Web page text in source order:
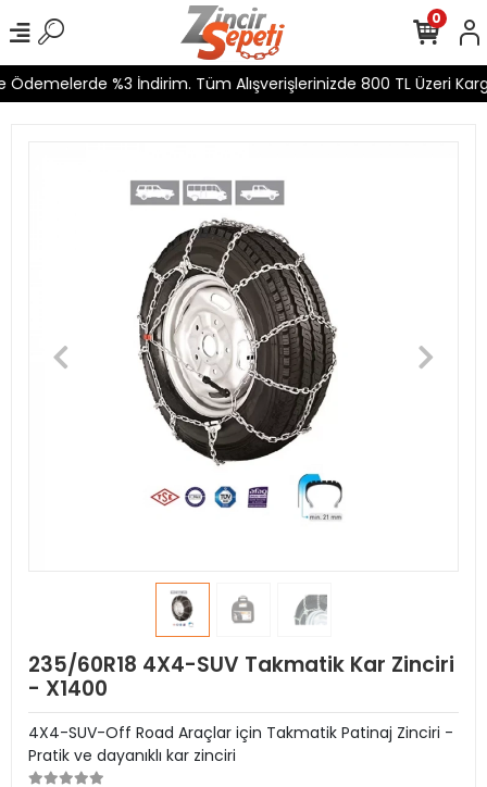
%3 İndirim. Tüm Alışverişlerinizde 800 TL Üzeri
0
235/60R18 4X4-SUV Takmatik Kar Zinciri
- X1400
4X4-SUV-Off Road Araçlar için Takmatik Patinaj Zinciri -
Pratik ve dayanıklı kar zinciri